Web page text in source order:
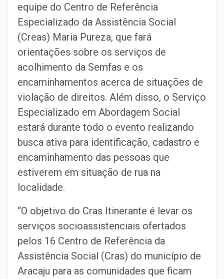
equipe do Centro de Referência
Especializado da Assistência Social
(Creas) Maria Pureza, que fará
orientações sobre os serviços de
acolhimento da Semfas e os
encaminhamentos acerca de situações de
violação de direitos. Além disso, o Serviço
Especializado em Abordagem Social
estará durante todo o evento realizando
busca ativa para identificação, cadastro e
encaminhamento das pessoas que
estiverem em situação de rua na
localidade.
“O objetivo do Cras Itinerante é levar os
serviços socioassistenciais ofertados
pelos 16 Centro de Referência da
Assistência Social (Cras) do município de
Aracaju para as comunidades que ficam